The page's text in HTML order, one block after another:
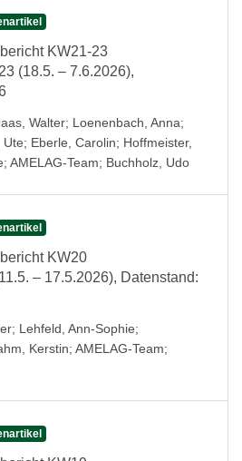
KW21-23
(18.5. – 7.6.2026),
Walter; Loenenbach, Anna;
Ute; Eberle, Carolin; Hoffmeister,
; AMELAG-Team; Buchholz, Udo
KW20
– 17.5.2026), Datenstand:
; Lehfeld, Ann-Sophie;
Kerstin; AMELAG-Team;